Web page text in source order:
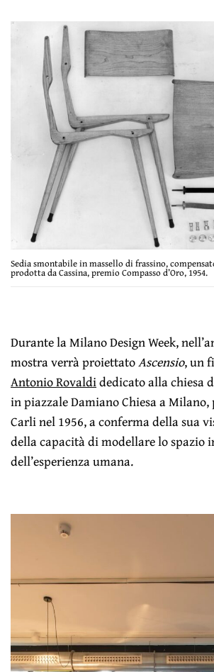
Sedia smontabile in massello di frassino,
prodotta da Cassina, premio Compasso d’Oro, 1954.
Durante la Milano Design Week,
mostra verrà proiettatoAscensio, un
Antonio Rovaldidedicato alla chiesa
in piazzale Damiano Chiesa a
Carli nel 1956, a conferma della sua
della capacità di modellare lo spazio
dell’esperienza umana.